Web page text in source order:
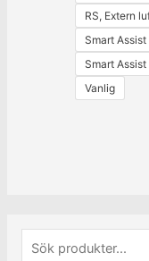
RS, Extern
Smart
Smart
Vanlig